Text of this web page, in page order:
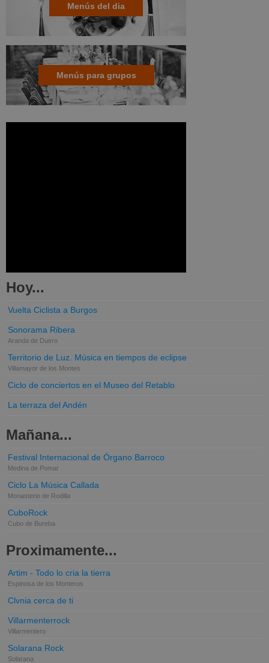
Menús del dia
Menús para grupos
Hoy...
Vuelta Ciclista a Burgos
Sonorama Ribera
Aranda de Duero
Territorio de Luz. Música en tiempos de eclipse
Villamayor de los Montes
Ciclo de conciertos en el Museo del Retablo
La terraza del Andén
Mañana...
Festival Internacional de Órgano Barroco
Medina de Pomar
Ciclo La Música Callada
Monasterio de Rodilla
CuboRock
Cubo de Bureba
Proximamente...
Artim - Todo lo cria la tierra
Espinosa de los Monteros
Clvnia cerca de ti
Villarmenterrock
Villarmentero
Solarana Rock
Solarana